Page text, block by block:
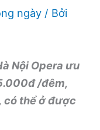
ngày / Bởi
Nội Opera ưu
/đêm,
có thể ở được